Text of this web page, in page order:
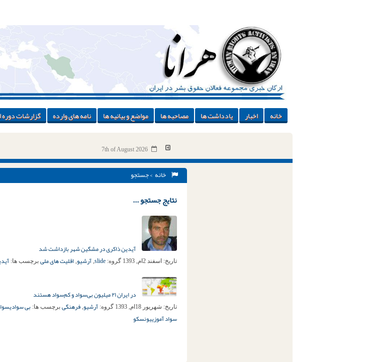
خانه اخبار یادداشت ها مصاحبه ها مواضع و بیانیه ها نامه های وارده گزارشات دوره
7th of August 2026
خانه > جستجو
نتایج جستجو ...
آیدین ذاکری در مشگین شهر بازداشت شد
تاریخ: اسفند 2ام, 1393 گروه: slide
, آرشیو, اقلیت های ملی برچسب ها:
در ایران ۲۱ میلیون بی‌سواد و کم‌سواد هستند
تاریخ: شهریور 18ام, 1393 گروه: آرشیو, فرهنگی برچسب ها: بی سوادی
سواد آموزییونسکو